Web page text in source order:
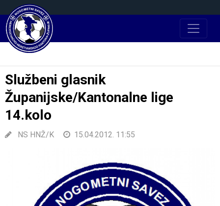
Službeni glasnik
Županijske/Kantonalne lige
14.kolo
NS HNŽ/K 15.04.2012. 11:55